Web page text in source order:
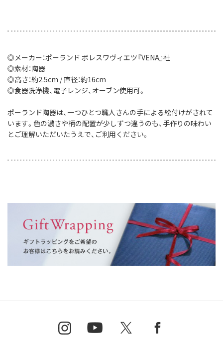
◎メーカー：ポーランド ボレスワヴィエツ『VENA』社
◎素材：陶器
◎高さ：約2.5cm / 直径：約16cm
◎食器洗浄機、電子レンジ、オーブン使用可。
ポーランド陶器は、一つひとつ職人さんの手による絵付けがされて
います。色の濃さや柄の配置が少しずつ違うのも、手作りの味わい
とご理解いただいたうえで、ご利用ください。